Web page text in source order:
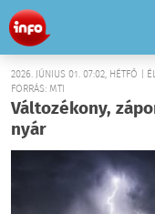
2026. JÚNIUS 01. 07:02, HÉTFŐ |
FORRÁS: MTI
Változékony,
nyár